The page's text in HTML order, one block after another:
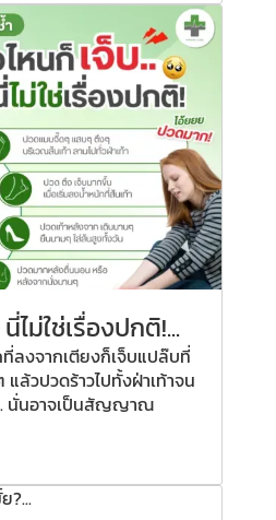
ไม่ใช่เรื่องปกติ!...
ลงจากเตียงก็เจ็บแปล๊บที่
ล้วปวดร้าวไปทั้งฝ่าเท้าจน
นั่นอาจเป็นสัญญาณ